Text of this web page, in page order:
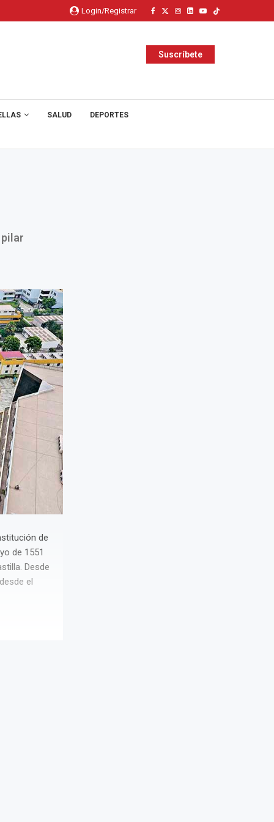
Login/Registrar
Suscríbete
SALUD DEPORTES
de
de 1551
Desde
el